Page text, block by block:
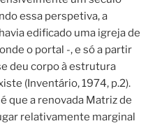
essa perspetiva, a
edificado uma igreja de
o portal -, e só a partir
deu corpo à estrutura
(Inventário, 1974, p.2).
que a renovada Matriz de
relativamente marginal